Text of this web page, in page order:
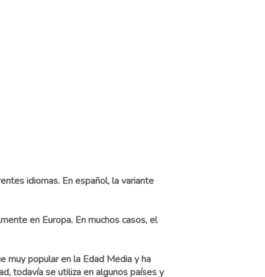
idiomas. En español, la variante
en Europa. En muchos casos, el
muy popular en la Edad Media y ha
todavía se utiliza en algunos países y